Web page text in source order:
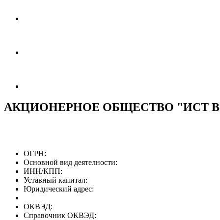
АКЦИОНЕРНОЕ ОБЩЕСТВО "ИСТ
ОГРН:
Основной вид деятелности:
ИНН/КПП:
Уставный капитал:
Юридический адрес:
ОКВЭД:
Справочник ОКВЭД: